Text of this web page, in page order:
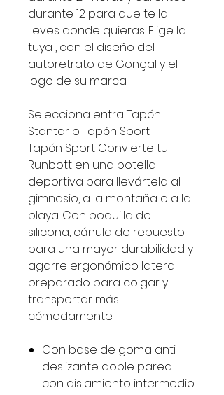
durante 12 para que te la
lleves donde quieras. Elige la
tuya , con el diseño del
autoretrato de Gonçal y el
logo de su marca.
Selecciona entra Tapón
Stantar o Tapón Sport.
Tapón Sport Convierte tu
Runbott en una botella
deportiva para llevártela al
gimnasio, a la montaña o a la
playa. Con boquilla de
silicona, cánula de repuesto
para una mayor durabilidad y
agarre ergonómico lateral
preparado para colgar y
transportar más
cómodamente.
Con base de goma anti-
deslizante doble pared
con aislamiento intermedio.